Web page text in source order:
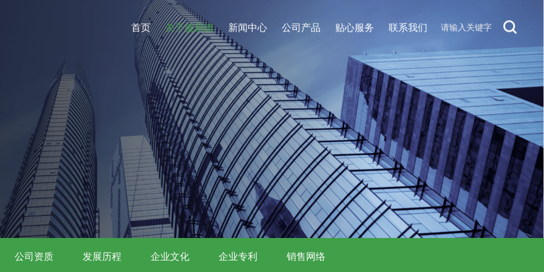
首页 关于盛易德 新闻中心 公司产品 贴心服务 联系我们
公司资质 发展历程 企业文化 企业专利 销售网络